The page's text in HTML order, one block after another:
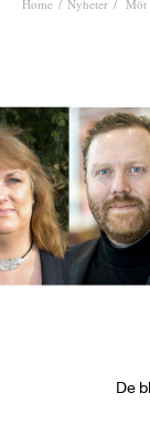
Home Nyheter Möt
De